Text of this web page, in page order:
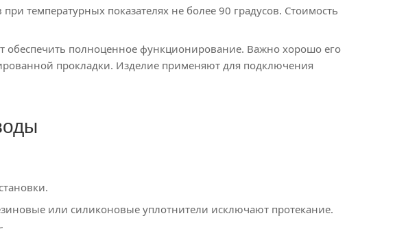
температурных показателях не более 90 градусов. Стоимость
полноценное функционирование. Важно хорошо его
прокладки. Изделие применяют для подключения
или силиконовые уплотнители исключают протекание.